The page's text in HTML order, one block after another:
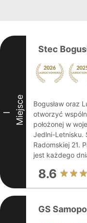
I Miejsce
Stec
Bogusław oraz
otworzyć
położonej w
Jedlni-Letnisku.
Radomskiej 21.
jest każdego
8.6
GS